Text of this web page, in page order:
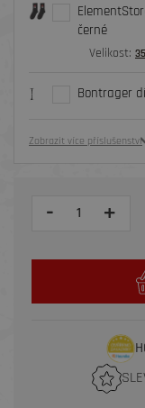
černé
Velikost:
Bontrager
Zobrazit více příslušenství
- +